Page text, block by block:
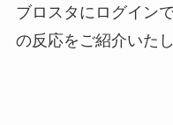
ブロスタにログイン
の反応をご紹介いたし